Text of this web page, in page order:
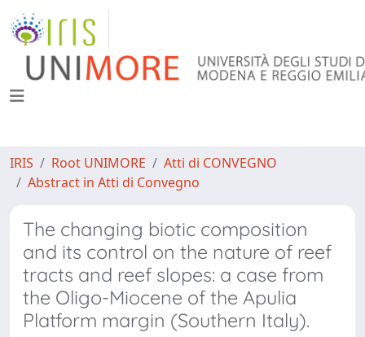
IRIS Root UNIMORE
Atti di CONVEGNO
Abstract in Atti di Convegno
The changing biotic composition
and its control on the nature of reef
tracts and reef slopes: a case from
the Oligo-Miocene of the Apulia
Platform margin (Southern Italy).